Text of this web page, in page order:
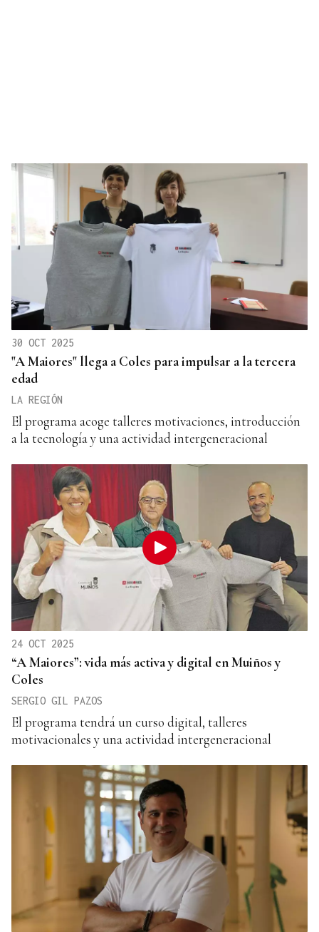
30 OCT 2025
"A Maiores" llega a Coles para impulsar a la tercera
edad
LA REGIÓN
El programa acoge talleres motivaciones, introducción
a la tecnología y una actividad intergeneracional
24 OCT 2025
“A Maiores”: vida más activa y digital en Muiños y
Coles
SERGIO GIL PAZOS
El programa tendrá un curso digital, talleres
motivacionales y una actividad intergeneracional